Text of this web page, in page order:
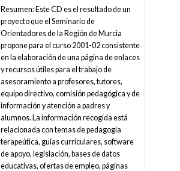
Resumen: Este CD es el resultado de un
proyecto que el Seminario de
Orientadores de la Región de Murcia
propone para el curso 2001-02 consistente
en la elaboración de una página de enlaces
y recursos útiles para el trabajo de
asesoramiento a profesores, tutores,
equipo directivo, comisión pedagógica y de
información y atención a padres y
alumnos. La información recogida está
relacionada con temas de pedagogía
terapeútica, guías curriculares, software
de apoyo, legislación, bases de datos
educativas, ofertas de empleo, páginas